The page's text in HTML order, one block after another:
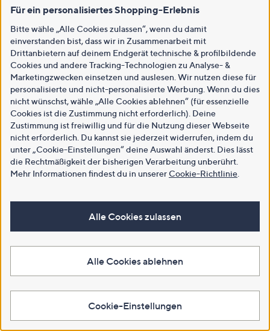
Für ein personalisiertes Shopping-Erlebnis
Bitte wähle „Alle Cookies zulassen“, wenn du damit
einverstanden bist, dass wir in Zusammenarbeit mit
Drittanbietern auf deinem Endgerät technische & profilbildende
Cookies und andere Tracking-Technologien zu Analyse- &
Marketingzwecken einsetzen und auslesen. Wir nutzen diese für
personalisierte und nicht-personalisierte Werbung. Wenn du dies
nicht wünschst, wähle „Alle Cookies ablehnen“ (für essenzielle
Cookies ist die Zustimmung nicht erforderlich). Deine
Zustimmung ist freiwillig und für die Nutzung dieser Webseite
nicht erforderlich. Du kannst sie jederzeit widerrufen, indem du
unter „Cookie-Einstellungen“ deine Auswahl änderst. Dies lässt
die Rechtmäßigkeit der bisherigen Verarbeitung unberührt.
Mehr Informationen findest du in unsererCookie-Richtlinie
Alle Cookies zulassen
Alle Cookies ablehnen
Cookie-Einstellungen